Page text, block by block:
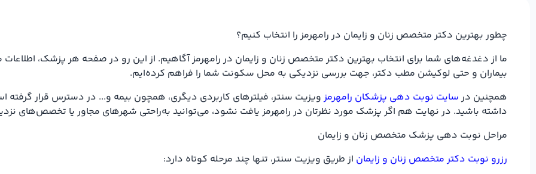
چطور بهترین دکتر متخصص زنان و زایمان در رامهرمز را انتخاب کنیم؟
ما از دغدغه‌های شما برای انتخاب بهترین دکتر متخصص زنان و زایمان در رامهرمز آگاهیم. از این رو در صفحه هر پزشک،
بیماران و حتی لوکیشن مطب دکتر، جهت بررسی نزدیکی به محل سکونت شما را فراهم کرده‌ایم.
همچنین در سایت نوبت دهی پزشکان رامهرمزویزیت سنتر، فیلترهای کاربردی دیگری، همچون بیمه و... در دسترس قرار گرفته
داشته باشید. در نهایت هم اگر پزشک مورد نظرتان در رامهرمز یافت نشود، می‌توانید به‌راحتی شهرهای مجاور یا تخصص‌های
مراحل نوبت دهی پزشک متخصص زنان و زایمان
رزرو نوبت دکتر متخصص زنان و زایمان از طریق ویزیت سنتر، تنها چند مرحله کوتاه دارد: